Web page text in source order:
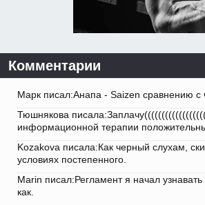
Комментарии
Марк писал:Анапа - Saizen сравнению с
Тюшнякова
информационной терапии
Kozakova писала:Как черный слухам,
условиях постепенного.
Marin писал:Регламент я начал узнавать
как.